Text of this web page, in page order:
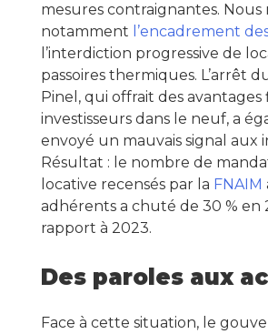
mesures contraignantes.
notamment l’encadrement
l’interdiction progressive de
passoires thermiques. L’arrêt
Pinel, qui offrait des avantages
investisseurs dans le neuf, a
envoyé un mauvais signal aux
Résultat : le nombre de
locative recensés par la FNAIM
adhérents a chuté de 30 % en
rapport à 2023.
Des paroles aux
Face à cette situation, le